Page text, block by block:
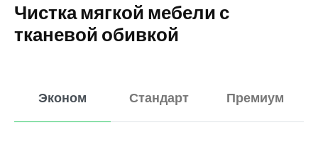
Чистка мягкой мебели с
тканевой обивкой
Эконом Стандарт Премиум